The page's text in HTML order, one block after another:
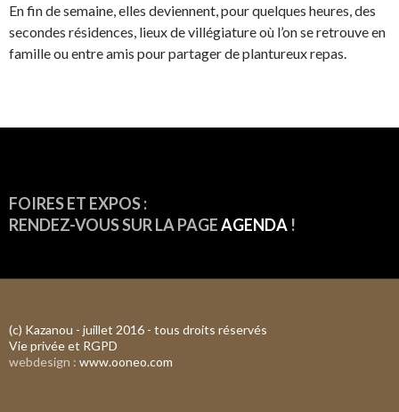
En fin de semaine, elles deviennent, pour quelques heures, des
secondes résidences, lieux de villégiature où l’on se retrouve en
famille ou entre amis pour partager de plantureux repas.
FOIRES ET EXPOS :
RENDEZ-VOUS SUR LA PAGEAGENDA !
(c) Kazanou - juillet 2016 - tous droits réservés
Vie privée et RGPD
webdesign : www.ooneo.com